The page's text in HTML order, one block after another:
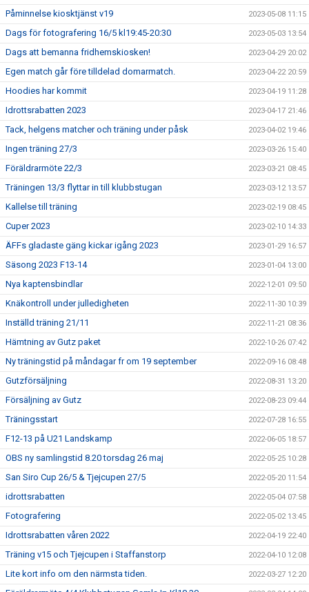
Påminnelse kiosktjänst v19 2023-05-08 11:15
Dags för fotografering 16/5 kl19:45-20:30 2023-05-03 13:54
Dags att bemanna fridhemskiosken! 2023-04-29 20:02
Egen match går före tilldelad domarmatch. 2023-04-22 20:59
Hoodies har kommit 2023-04-19 11:28
Idrottsrabatten 2023 2023-04-17 21:46
Tack, helgens matcher och träning under påsk 2023-04-02 19:46
Ingen träning 27/3 2023-03-26 15:40
Föräldrarmöte 22/3 2023-03-21 08:45
Träningen 13/3 flyttar in till klubbstugan 2023-03-12 13:57
Kallelse till träning 2023-02-19 08:45
Cuper 2023 2023-02-10 14:33
ÄFFs gladaste gäng kickar igång 2023 2023-01-29 16:57
Säsong 2023 F13-14 2023-01-04 13:00
Nya kaptensbindlar 2022-12-01 09:50
Knäkontroll under julledigheten 2022-11-30 10:39
Inställd träning 21/11 2022-11-21 08:36
Hämtning av Gutz paket 2022-10-26 07:42
Ny träningstid på måndagar fr om 19 september 2022-09-16 08:48
Gutzförsäljning 2022-08-31 13:20
Försäljning av Gutz 2022-08-23 09:44
Träningsstart 2022-07-28 16:55
F12-13 på U21 Landskamp 2022-06-05 18:57
OBS ny samlingstid 8.20 torsdag 26 maj 2022-05-25 10:28
San Siro Cup 26/5 & Tjejcupen 27/5 2022-05-20 11:54
idrottsrabatten 2022-05-04 07:58
Fotografering 2022-05-02 13:45
Idrottsrabatten våren 2022 2022-04-19 22:40
Träning v15 och Tjejcupen i Staffanstorp 2022-04-10 12:08
Lite kort info om den närmsta tiden. 2022-03-27 12:20